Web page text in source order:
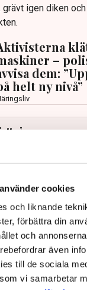
cookies
och liknande
förbättra din
och
även
till de sociala
vi samarbetar
grävt igen diken
–
dem:
helt ny nivå”
har stoppats
för bristande
Lena Mann
med cirka
kopplade.
drönare och
Läs mer